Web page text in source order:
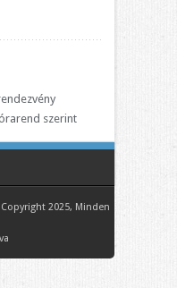
szerint
2025, Minden